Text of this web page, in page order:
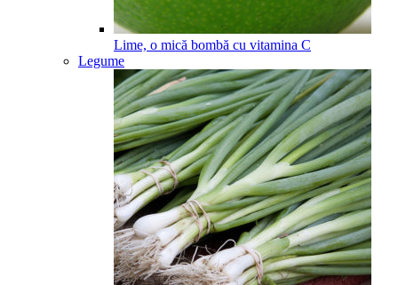
Lime, o mică bombă cu vitamina C
Legume